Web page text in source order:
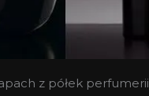
z półek perfumerii